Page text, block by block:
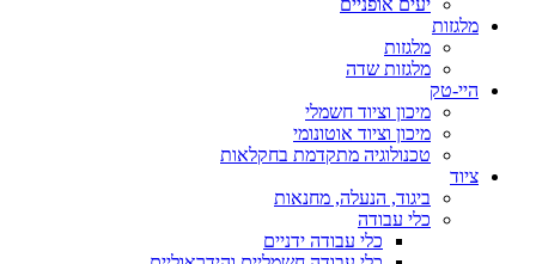
יעים אופניים
מלגזות
מלגזות
מלגזות שדה
היי-טק
מיכון וציוד חשמלי
מיכון וציוד אוטונומי
טכנולוגיה מתקדמת בחקלאות
ציוד
ביגוד, הנעלה, מחנאות
כלי עבודה
כלי עבודה ידניים